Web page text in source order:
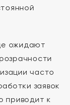
ожидают
часто
заявок
приводит к